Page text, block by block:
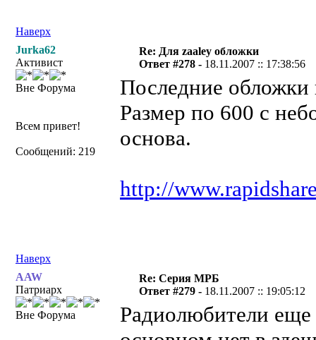
Наверх
Jurka62
Активист
Вне Форума
Всем привет!
Сообщений: 219
Re: Для zaaley обложки
Ответ #278 - 18.11.2007 :: 17:38:56
Последние
Размер по 600 с
основа.
http://
Наверх
AAW
Патриарх
Вне Форума
Re: Серия МРБ
Ответ #279 - 18.11.2007 :: 19:05:12
Радиолюбители еще